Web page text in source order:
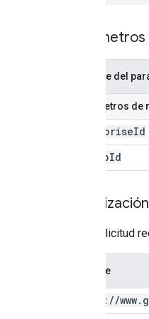
Parámetros
Nombre del
Parámetros de
enterpriseId
AppId
Autorización
Esta solicitud
Alcance
https: //www.